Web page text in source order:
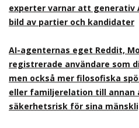
experter varnar att generativ
bild av partier och kandidater
AI-agenternas eget Reddit,
registrerade användare som
men också mer filosofiska
eller familjerelation till
säkerhetsrisk för sina